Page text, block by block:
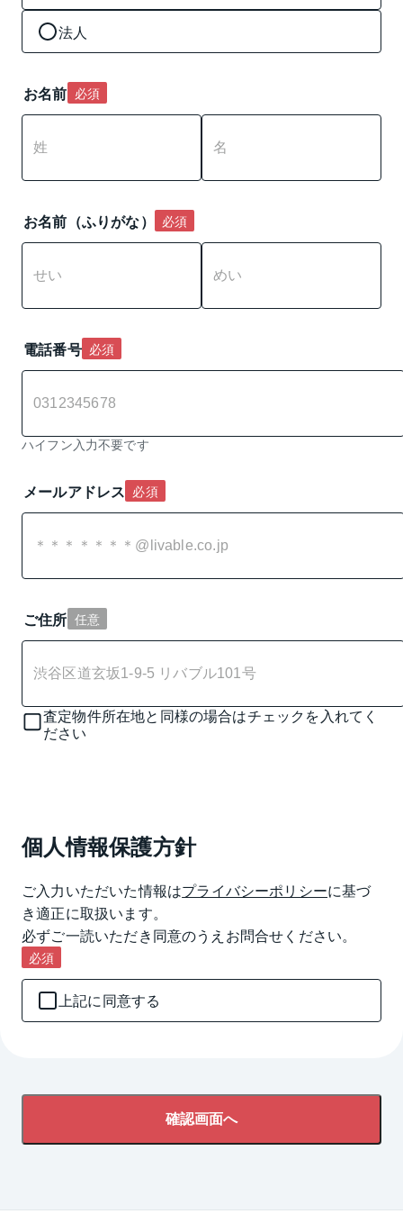
法人
お名前 必須
お名前（ふりがな） 必須
電話番号 必須
ハイフン入力不要です
メールアドレス 必須
ご住所 任意
査定物件所在地と同様の場合はチェックを入れてく
ださい
個人情報保護方針
ご入力いただいた情報はプライバシーポリシーに基づ
き適正に取扱います。
必ずご一読いただき同意のうえお問合せください。
必須
上記に同意する
確認画面へ